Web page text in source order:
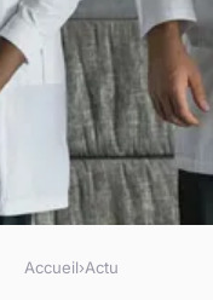
Accueil›Actu